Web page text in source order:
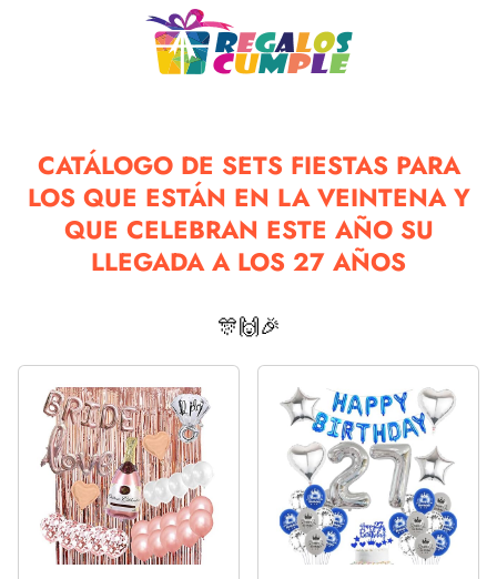
CATÁLOGO DE SETS FIESTAS PARA
LOS QUE ESTÁN EN LA VEINTENA Y
QUE CELEBRAN ESTE AÑO SU
LLEGADA A LOS 27 AÑOS
🎊🙌🎉